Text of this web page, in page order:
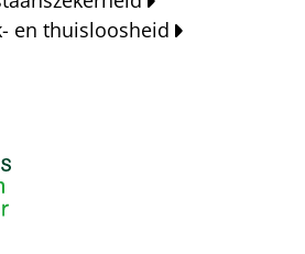
en thuisloosheid